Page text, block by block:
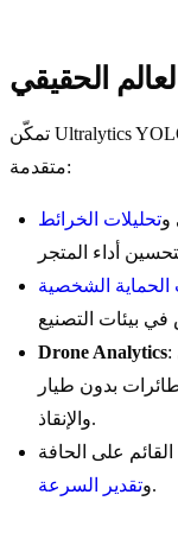
الحقيقي
تمكّن Ultralytics YOLO على أجهزة Axelera حلول حوسبة حافة
متقدمة:
وتحليلات الخرائط
Drone Analytics:
والإنقاذ.
القائم على الحافة
وتقدير السرعة .